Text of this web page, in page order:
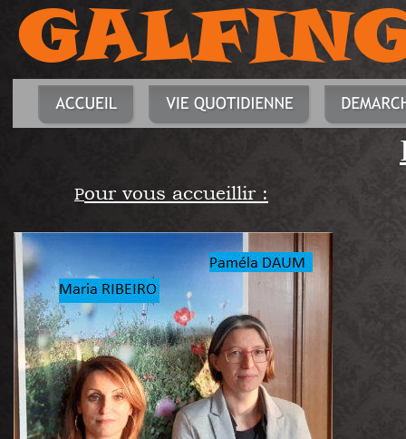
Pour vous accueillir :